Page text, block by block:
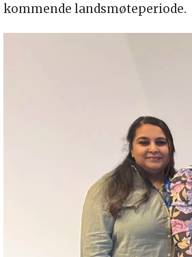
kommende landsmøteperiode.